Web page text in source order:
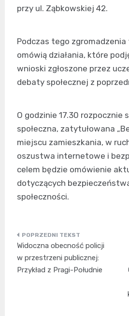
przy ul. Ząbkowskiej 42.
Podczas tego
omówią działania, które
wnioski zgłoszone przez
debaty społecznej z
O godzinie 17.30 rozpocznie
społeczna, zatytułowana
miejscu zamieszkania, w
oszustwa internetowe i
celem będzie omówienie
dotyczących
społeczności.
Nawigacja
wpisu
Widoczna obecność policji
w przestrzeni publicznej:
Przykład z Pragi-Południe